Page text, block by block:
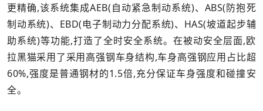
更精确,该系统集成AEB(自动紧急制动系统)、ABS(防抱死
制动系统)、EBD(电子制动力分配系统)、HAS(坡道起步辅
助系统)等功能,打造了全时安全系统。在被动安全层面,欧
拉黑猫采用了采用高强钢车身结构,车身高强钢应用占比超
60%,强度是普通钢材的1.5倍,充分保证车身强度和碰撞安
全。